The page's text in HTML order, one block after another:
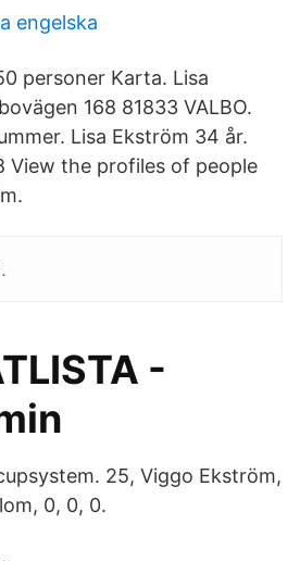
engelska
personer Karta. Lisa
168 81833 VALBO.
Lisa Ekström 34 år.
View the profiles of people
-
25, Viggo Ekström,
0, 0, 0.